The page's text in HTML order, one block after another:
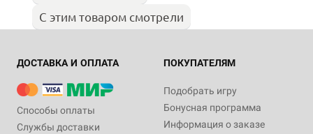
С этим товаром смотрели
ДОСТАВКА И ОПЛАТА
Способы оплаты
Службы доставки
ПОКУПАТЕЛЯМ
Подобрать игру
Бонусная программа
Информация о заказе